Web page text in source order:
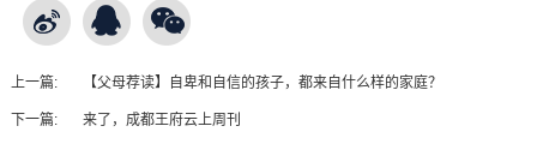
上一篇: 【父母荐读】自卑和自信的孩子，都来自什么样的家庭？
下一篇: 来了，成都王府云上周刊